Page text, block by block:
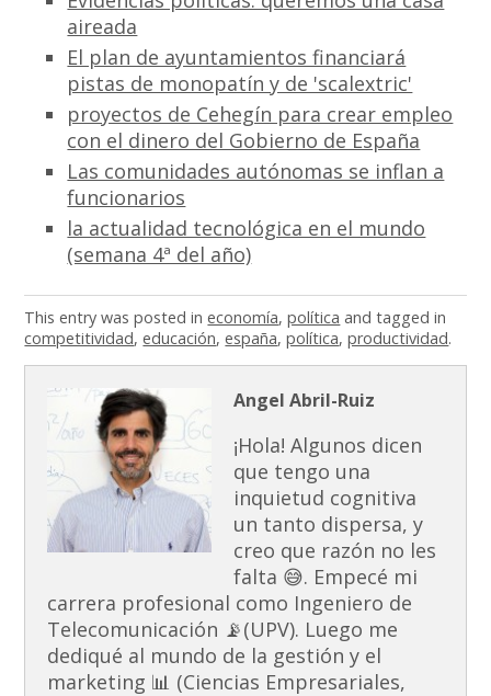
aireada
El plan de ayuntamientos financiará
pistas de monopatín y de 'scalextric'
proyectos de Cehegín para crear empleo
con el dinero del Gobierno de España
Las comunidades autónomas se inflan a
funcionarios
la actualidad tecnológica en el mundo
(semana 4ª del año)
This entry was posted ineconomía,política and tagged in
competitividad,educación,españa,política,productividad.
Angel Abril-Ruiz
¡Hola! Algunos dicen
que tengo una
inquietud cognitiva
un tanto dispersa, y
creo que razón no les
falta 😅. Empecé mi
carrera profesional como Ingeniero de
Telecomunicación 📡(UPV). Luego me
dediqué al mundo de la gestión y el
marketing 📊 (Ciencias Empresariales,